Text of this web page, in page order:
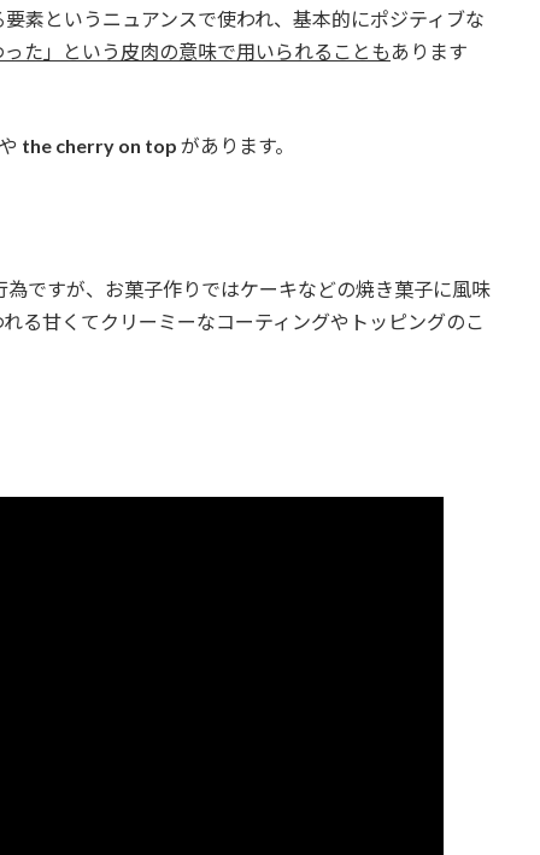
素というニュアンスで使われ、基本的にポジティブな
た」という皮肉の意味で用いられることも あります
や the cherry on top があります。
ですが、お菓子作りではケーキなどの焼き菓子に風味
る甘くてクリーミーなコーティングやトッピングのこ